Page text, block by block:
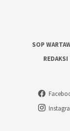
SOP
REDAKSI